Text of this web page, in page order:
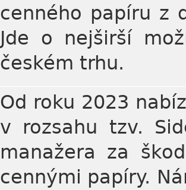
cenného papíru z
Jde o nejširší
českém trhu.
Od roku 2023
v rozsahu tzv.
manažera za
cennými papíry.